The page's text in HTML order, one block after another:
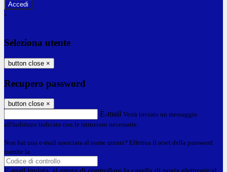
-
Seleziona utente
button close ×
Recupero password
button close ×
E-mail Verrà inviato un messaggio
all'indirizzo indicato con le istruzioni necessarie.
Non hai una e-mail associata al nome utente? Effettua il reset della password
tramite la